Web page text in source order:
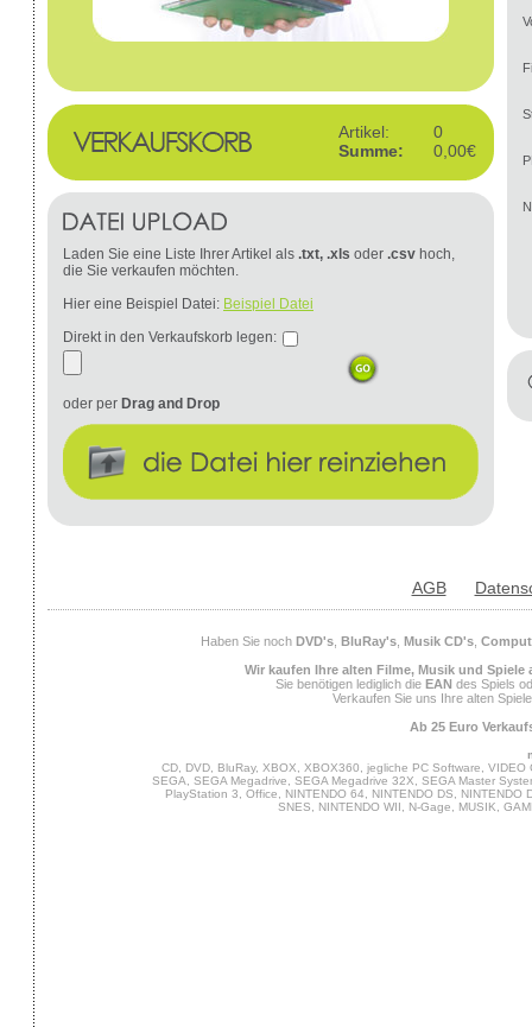
Artikel:
0
Summe:
0,00€
Laden Sie eine Liste Ihrer Artikel als .txt, .xls oder .csv hoch,
die Sie verkaufen möchten.
Hier eine Beispiel Datei: Beispiel Datei
Direkt in den Verkaufskorb legen:
oder per Drag and Drop
AGB
Haben Sie noch DVD's, BluRay's, Musik CD's,
Wir kaufen Ihre alten Filme, Musik und Spiele
Sie benötigen lediglich die EAN des Spiels
Verkaufen Sie uns Ihre alten
Ab 25 Euro
CD, DVD, BluRay, XBOX, XBOX360, jegliche PC Software,
SEGA, SEGA Megadrive, SEGA Megadrive 32X, SEGA Master
PlayStation 3, Office, NINTENDO 64, NINTENDO DS,
SNES, NINTENDO WII, N-Gage, MUSIK,